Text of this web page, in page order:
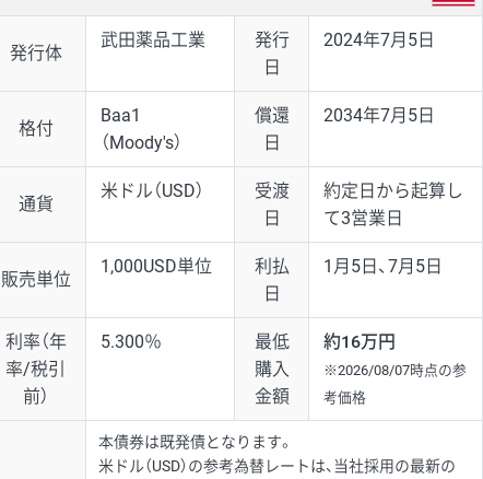
発行体
武田薬品工業
発行
日
2024年7月5日
格付
Baa1
（Moody's）
償還
日
2034年7月5日
通貨
米ドル（USD）
受渡
日
約定日から起算し
て3営業日
販売単位
1,000USD単位
利払
日
1月5日、7月5日
利率（年
率/税引
前）
5.300％
最低
購入
金額
約16万円
※2026/08/07時点の参
考価格
本債券は既発債となります。
米ドル（USD）の参考為替レートは、当社採用の最新の